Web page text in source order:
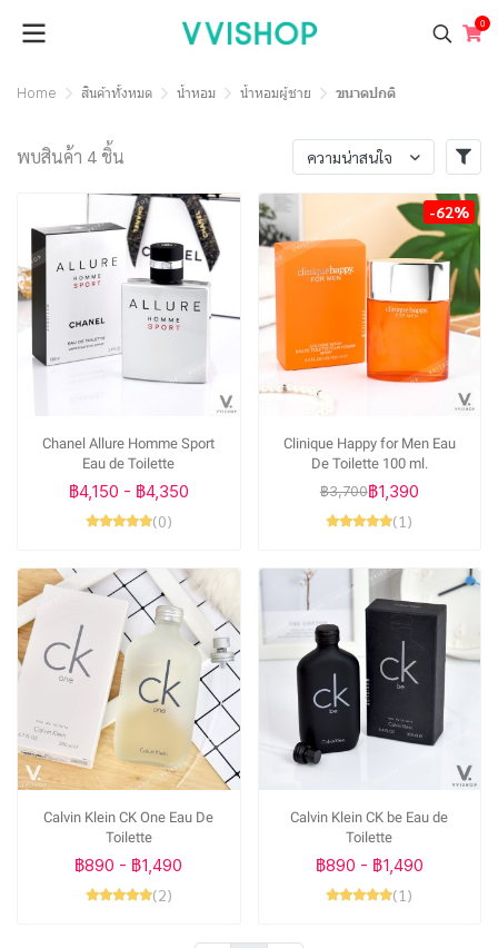
0
Home สินค้าทั้งหมด น้ำหอม น้ำหอมผู้ชาย ขนาดปกติ
พบสินค้า 4 ชิ้น ความน่าสนใจ
Chanel Allure Homme Sport
Eau de Toilette
฿4,150 - ฿4,350
(0)
-62%
Clinique Happy for Men Eau
De Toilette 100 ml.
฿3,700฿1,390
(1)
Calvin Klein CK One Eau De
Toilette
฿890 - ฿1,490
(2)
Calvin Klein CK be Eau de
Toilette
฿890 - ฿1,490
(1)